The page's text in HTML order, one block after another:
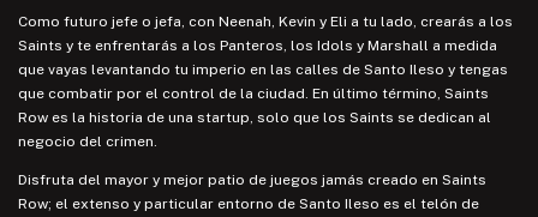
Como futuro jefe o jefa, con Neenah, Kevin y Eli a tu lado, crearás a los
Saints y te enfrentarás a los Panteros, los Idols y Marshall a medida
que vayas levantando tu imperio en las calles de Santo Ileso y tengas
que combatir por el control de la ciudad. En último término, Saints
Row es la historia de una startup, solo que los Saints se dedican al
negocio del crimen.
Disfruta del mayor y mejor patio de juegos jamás creado en Saints
Row; el extenso y particular entorno de Santo Ileso es el telón de